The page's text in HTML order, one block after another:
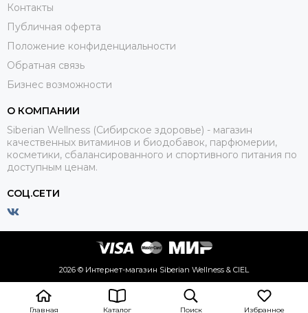
Главная Каталог Поиск Избранное
Контакты
Публичная оферта
Положение конфиденциальности
Обратная связь
Бизнес возможности
О КОМПАНИИ
Siberian Wellness (Сибирское здоровье) - магазин
качественных витаминов и биодобавок, парфюмерии,
косметики, сбалансированного и спортивного питания по
доступным ценам.
СОЦ.СЕТИ
2026 © Интернет-магазин Siberian Wellness & CIEL